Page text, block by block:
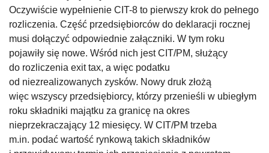
Oczywiście wypełnienie CIT-8 to pierwszy krok do pełnego
rozliczenia. Część przedsiębiorców do deklaracji rocznej
musi dołączyć odpowiednie załączniki. W tym roku
pojawiły się nowe. Wśród nich jest CIT/PM, służący
do rozliczenia exit tax, a więc podatku
od niezrealizowanych zysków. Nowy druk złożą
więc wszyscy przedsiębiorcy, którzy przenieśli w ubiegłym
roku składniki majątku za granicę na okres
nieprzekraczający 12 miesięcy. W CIT/PM trzeba
m.in. podać wartość rynkową takich składników